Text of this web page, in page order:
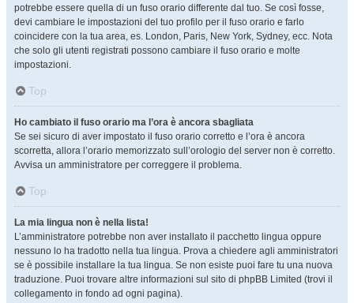
potrebbe essere quella di un fuso orario differente dal tuo. Se così fosse,
devi cambiare le impostazioni del tuo profilo per il fuso orario e farlo
coincidere con la tua area, es. London, Paris, New York, Sydney, ecc. Nota
che solo gli utenti registrati possono cambiare il fuso orario e molte
impostazioni.
Top
Ho cambiato il fuso orario ma l’ora è ancora sbagliata
Se sei sicuro di aver impostato il fuso orario corretto e l’ora è ancora
scorretta, allora l’orario memorizzato sull’orologio del server non è corretto.
Avvisa un amministratore per correggere il problema.
Top
La mia lingua non è nella lista!
L’amministratore potrebbe non aver installato il pacchetto lingua oppure
nessuno lo ha tradotto nella tua lingua. Prova a chiedere agli amministratori
se è possibile installare la tua lingua. Se non esiste puoi fare tu una nuova
traduzione. Puoi trovare altre informazioni sul sito di phpBB Limited (trovi il
collegamento in fondo ad ogni pagina).